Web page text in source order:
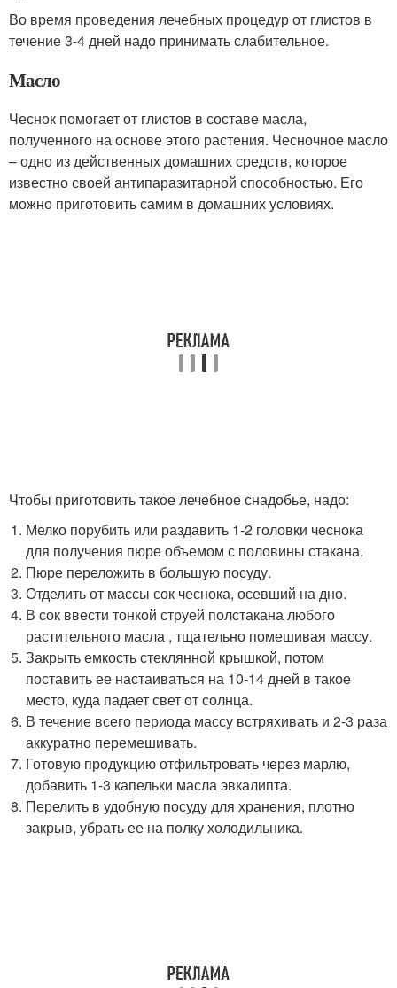
Во время проведения лечебных процедур от глистов в
течение 3-4 дней надо принимать слабительное.
Масло
Чеснок помогает от глистов в составе масла,
полученного на основе этого растения. Чесночное масло
– одно из действенных домашних средств, которое
известно своей антипаразитарной способностью. Его
можно приготовить самим в домашних условиях.
Чтобы приготовить такое лечебное снадобье, надо:
Мелко порубить или раздавить 1-2 головки чеснока
для получения пюре объемом с половины стакана.
Пюре переложить в большую посуду.
Отделить от массы сок чеснока, осевший на дно.
В сок ввести тонкой струей полстакана любого
растительного масла , тщательно помешивая массу.
Закрыть емкость стеклянной крышкой, потом
поставить ее настаиваться на 10-14 дней в такое
место, куда падает свет от солнца.
В течение всего периода массу встряхивать и 2-3 раза
аккуратно перемешивать.
Готовую продукцию отфильтровать через марлю,
добавить 1-3 капельки масла эвкалипта.
Перелить в удобную посуду для хранения, плотно
закрыв, убрать ее на полку холодильника.